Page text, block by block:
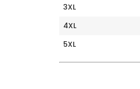
3XL
4XL
5XL